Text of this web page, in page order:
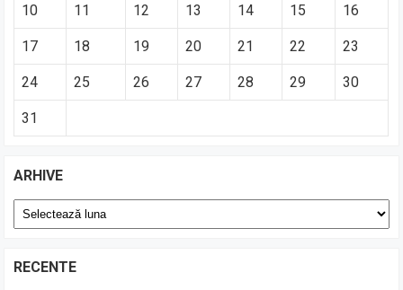
10 11 12 13 14 15 16
17 18 19 20 21 22 23
24 25 26 27 28 29 30
31
ARHIVE
Arhive
RECENTE